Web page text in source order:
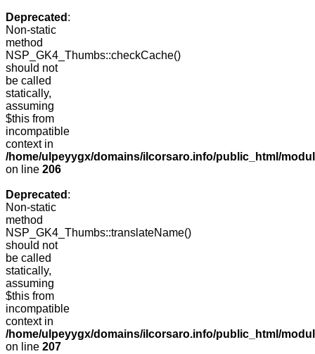
Deprecated :
Non-static
method
NSP_GK4_Thumbs::checkCache()
should not
be called
statically,
assuming
$this from
incompatible
context in
/home/ulpeyygx/domains/ilcorsaro.info/public_html/
on line 206
Deprecated :
Non-static
method
NSP_GK4_Thumbs::translateName()
should not
be called
statically,
assuming
$this from
incompatible
context in
/home/ulpeyygx/domains/ilcorsaro.info/public_html/
on line 207